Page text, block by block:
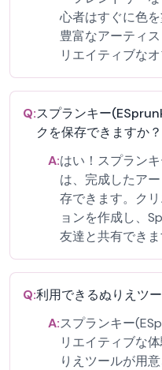
心者はすぐに色
豊富なアーティ
リエイティブな
Q:スプランキー
クを保存できますか？
A:はい！スプラン
は、完成したア
存できます。ク
ョンを作成し、
友達と共有できま
Q:利用できるぬりえツ
A:スプランキー
リエイティブな
りえツールが用